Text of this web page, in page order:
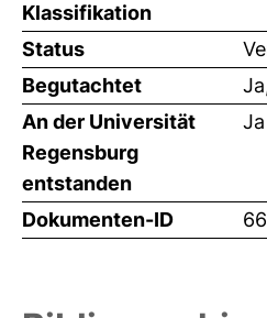
Klassifikation
Status
Begutachtet
An der Universität
Regensburg
entstanden
Ja
Dokumenten-ID